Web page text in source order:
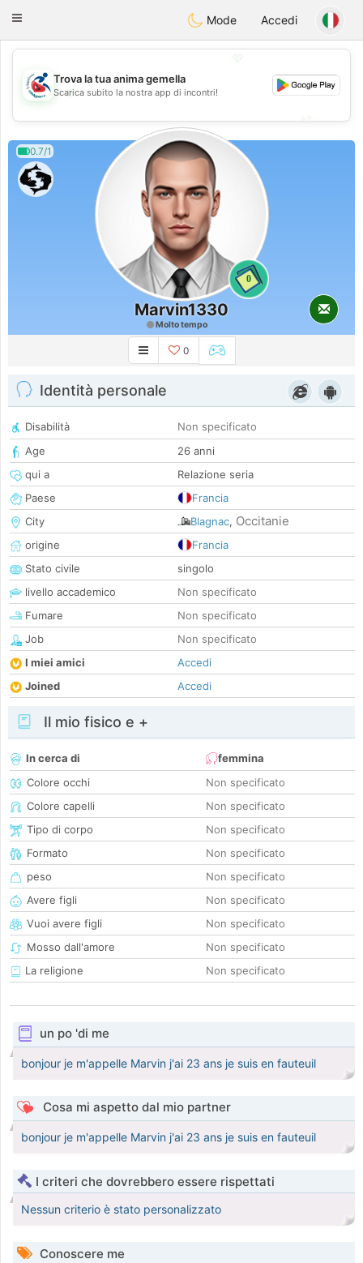
Handi Space
Toggle
Mode Accedi
💖
💕
Trova la tua anima gemella
Scarica subito la nostra app di incontri!
0.7/1
0
Marvin1330
Molto tempo
0
Identità personale
Disabilità
Non specificato
Age
26 anni
qui a
Relazione seria
Paese
Francia
City
Blagnac, Occitanie
origine
Francia
Stato civile
singolo
livello accademico
Non specificato
Fumare
Non specificato
Job
Non specificato
I miei amici
Accedi
Joined
Accedi
Il mio fisico e +
In cerca di
femmina
Colore occhi
Non specificato
Colore capelli
Non specificato
Tipo di corpo
Non specificato
Formato
Non specificato
peso
Non specificato
Avere figli
Non specificato
Vuoi avere figli
Non specificato
Mosso dall'amore
Non specificato
La religione
Non specificato
un po 'di me
bonjour je m'appelle Marvin j'ai 23 ans je suis en fauteuil
Cosa mi aspetto dal mio partner
bonjour je m'appelle Marvin j'ai 23 ans je suis en fauteuil
I criteri che dovrebbero essere rispettati
Nessun criterio è stato personalizzato
Conoscere me